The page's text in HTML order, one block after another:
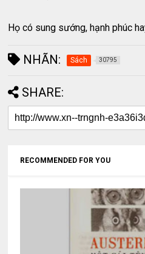
Họ có sung sướng, hạnh phúc
NHÃN: Sách 30795
SHARE:
RECOMMENDED FOR YOU